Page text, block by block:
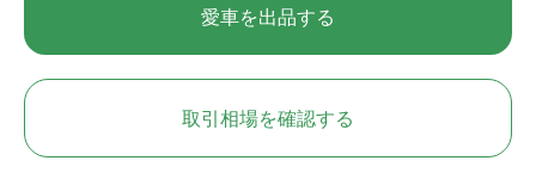
愛車を出品する
取引相場を確認する